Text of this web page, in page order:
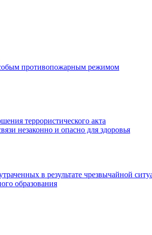
противопожарным режимом
террористического акта
незаконно и опасно для здоровья
в результате чрезвычайной
образования